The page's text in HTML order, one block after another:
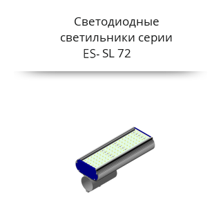
Светодиодные
светильники серии
SL 72